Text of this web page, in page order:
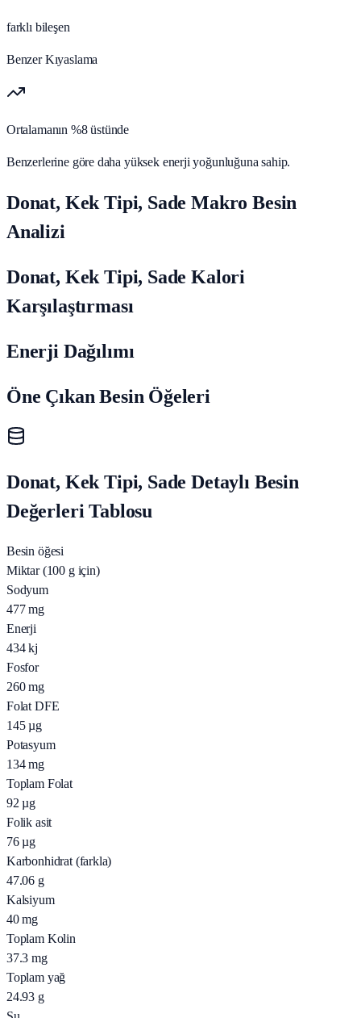
farklı bileşen
Benzer Kıyaslama
Ortalamanın %8 üstünde
Benzerlerine göre daha yüksek enerji yoğunluğuna sahip.
Donat, Kek Tipi, Sade Makro Besin
Analizi
Donat, Kek Tipi, Sade Kalori
Karşılaştırması
Enerji Dağılımı
Öne Çıkan Besin Öğeleri
Donat, Kek Tipi, Sade Detaylı Besin
Değerleri Tablosu
Besin öğesi
Miktar (100 g için)
Sodyum
477 mg
Enerji
434 kj
Fosfor
260 mg
Folat DFE
145 µg
Potasyum
134 mg
Toplam Folat
92 µg
Folik asit
76 µg
Karbonhidrat (farkla)
47.06 g
Kalsiyum
40 mg
Toplam Kolin
37.3 mg
Toplam yağ
24.93 g